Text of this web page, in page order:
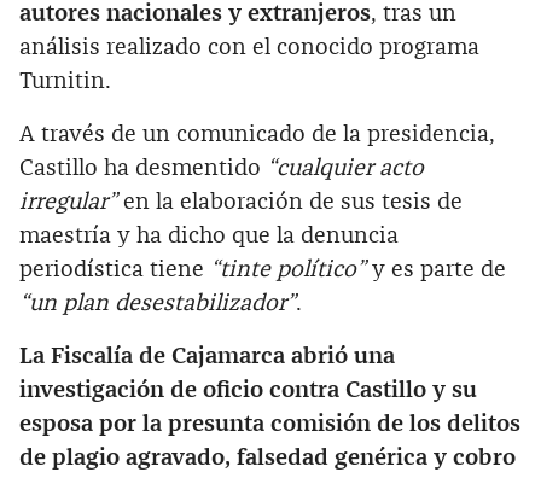
autores nacionales y extranjeros, tras un
análisis realizado con el conocido programa
Turnitin.
A través de un comunicado de la presidencia,
Castillo ha desmentido “cualquier acto
irregular”en la elaboración de sus tesis de
maestría y ha dicho que la denuncia
periodística tiene “tinte político”y es parte de
“un plan desestabilizador”.
La Fiscalía de Cajamarca abrió una
investigación de oficio contra Castillo y su
esposa por la presunta comisión de los delitos
de plagio agravado, falsedad genérica y cobro